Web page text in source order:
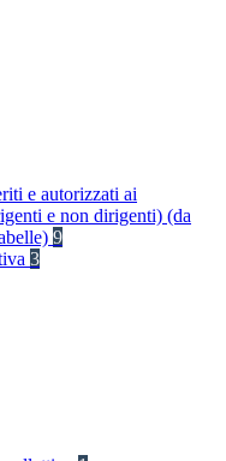
e autorizzati ai
e non dirigenti) (da
9
3